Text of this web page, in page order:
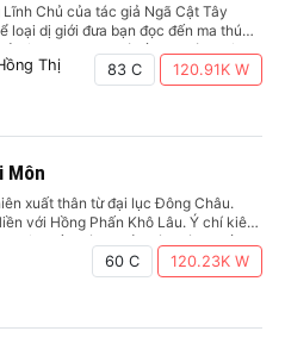
Chủ của tác giả Ngã Cật Tây
loại dị giới đưa bạn đọc đến ma thú
liên tục tạo ra gió lốc ... Bước chân
sống giữa dòng dung nham có thể
Thị 83 C 120.91KW
Môn
xuất thân từ đại lục Đông Châu.
với Hồng Phấn Khô Lâu. Ý chí kiên
đệ nhất cường giả. Trời giáng Thần
Quần Tiên sợ hãi! Vạn Ma tránh lui!
60 C 120.23KW